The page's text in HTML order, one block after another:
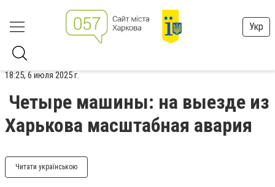
Укр
18:25, 6 июля 2025 г.
Четыре машины: на выезде из
Харькова масштабная авария
Читати українською